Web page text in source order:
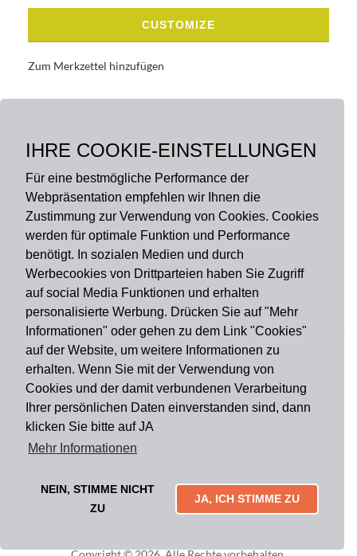
IHRE COOKIE-EINSTELLUNGEN
Für eine bestmögliche Performance der
Webpräsentation empfehlen wir Ihnen die
Zustimmung zur Verwendung von Cookies. Cookies
werden für optimale Funktion und Performance
benötigt. In sozialen Medien und durch
Werbecookies von Drittparteien haben Sie Zugriff
auf social Media Funktionen und erhalten
personalisierte Werbung. Drücken Sie auf "Mehr
Informationen" oder gehen zu dem Link "Cookies"
auf der Website, um weitere Informationen zu
erhalten. Wenn Sie mit der Verwendung von
Cookies und der damit verbundenen Verarbeitung
Ihrer persönlichen Daten einverstanden sind, dann
klicken Sie bitte auf JA
Mehr Informationen
NEIN, STIMME NICHT
ZU
JA, ICH STIMME ZU
CUSTOMIZE
Zum Merkzettel hinzufügen
BESCHREIBUNG
Zahlungsart
Versandart
Du findest uns auch auf
Informationen
Impressum Widerruf
Mytailor croodles